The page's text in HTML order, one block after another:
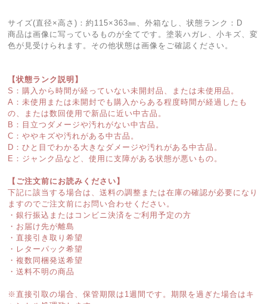
サイズ(直径×高さ)：約115×363㎜、外箱なし、状態ランク：D
商品は画像に写っているものが全てです。塗装ハガレ、小キズ、変
色が見受けられます。その他状態は画像をご確認ください。
【状態ランク説明】
S：購入から時間が経っていない未開封品、または未使用品。
A：未使用または未開封でも購入からある程度時間が経過したも
の、または数回使用で新品に近い中古品。
B：目立つダメージや汚れがない中古品。
C：ややキズや汚れがある中古品。
D：ひと目でわかる大きなダメージや汚れがある中古品。
E：ジャンク品など、使用に支障がある状態が悪いもの。
【ご注文前にお読みください】
下記に該当する場合は、送料の調整または在庫の確認が必要になり
ますのでご注文前にお問い合わせください。
・銀行振込またはコンビニ決済をご利用予定の方
・お届け先が離島
・直接引き取り希望
・レターパック希望
・複数同梱発送希望
・送料不明の商品
※直接引取の場合、保管期限は1週間です。期限を過ぎた場合はキ